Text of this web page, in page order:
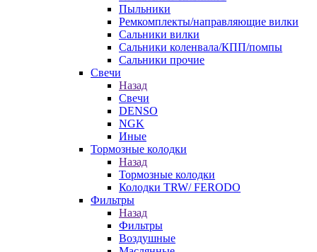
Пыльники
Ремкомплекты/направляющие вилки
Сальники вилки
Сальники коленвала/КПП/помпы
Сальники прочие
Свечи
Назад
Свечи
DENSO
NGK
Иные
Тормозные колодки
Назад
Тормозные колодки
Колодки TRW/ FERODO
Фильтры
Назад
Фильтры
Воздушные